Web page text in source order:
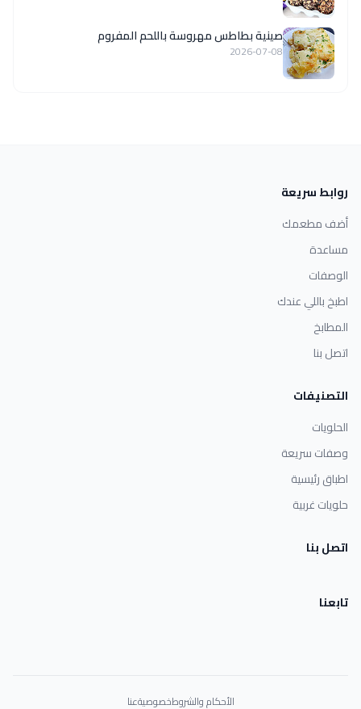
صينية بطاطس مهروسة باللحم المفروم
2026-07-08
روابط سريعة
أضف مطعمك
مساعدة
الوصفات
اطبخ باللي عندك
المطابخ
اتصل بنا
التصنيفات
الحلويات
وصفات سريعة
اطباق رئيسية
حلويات غربية
اتصل بنا
تابعنا
الأحكام والشروطخصوصيةعنا